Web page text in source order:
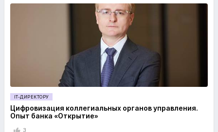
IT-ДИРЕКТОРУ
Цифровизация коллегиальных органов управления.
Опыт банка «Открытие»
3